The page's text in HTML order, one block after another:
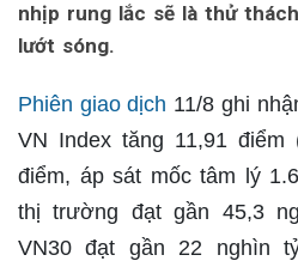
nhịp rung lắc sẽ là thử
lướt sóng.
Phiên giao dịch 11/8 ghi
VN Index tăng 11,91 điểm
điểm, áp sát mốc tâm lý
thị trường đạt gần 45,3
VN30 đạt gần 22 nghìn